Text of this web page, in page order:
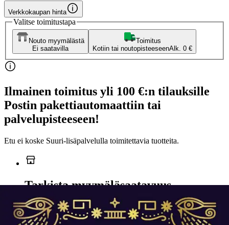
Verkkokaupan hinta
Valitse toimitustapa
Nouto myymälästä
Ei saatavilla
Toimitus
Kotiin tai noutopisteeseenAlk. 0 €
Ilmainen toimitus yli 100 €:n tilauksille
Postin pakettiautomaattiin tai
palvelupisteeseen!
Etu ei koske Suuri‑lisäpalvelulla toimitettavia tuotteita.
Tarkista myymäläsaatavuus